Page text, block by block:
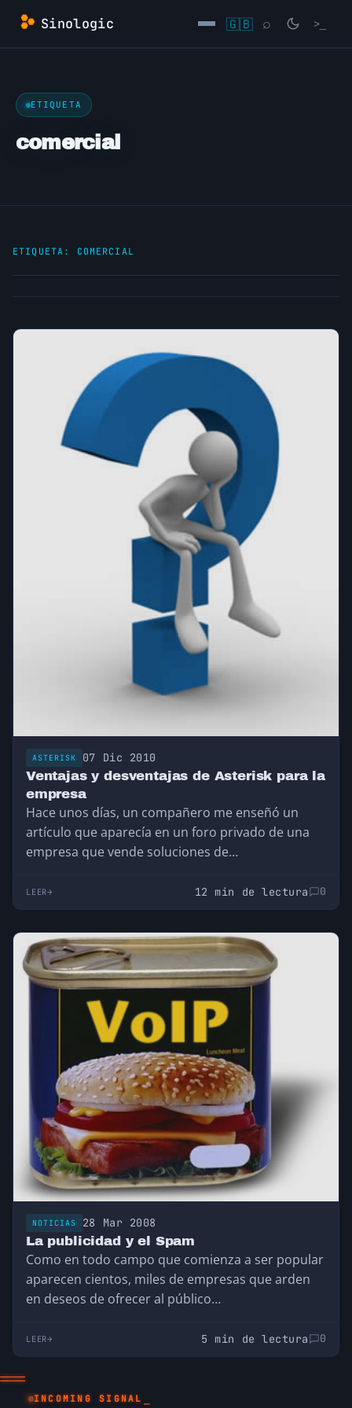
Saltar
contenido
Sinologic 🇬🇧 ⌕ >_
ETIQUETA
comercial
ETIQUETA: COMERCIAL
ASTERISK 07 Dic 2010
Ventajas y desventajas de Asterisk para la
empresa
Hace unos días, un compañero me enseñó un
artículo que aparecía en un foro privado de una
empresa que vende soluciones de…
LEER 12 min de lectura 0
NOTICIAS 28 Mar 2008
La publicidad y el Spam
Como en todo campo que comienza a ser popular
aparecen cientos, miles de empresas que arden
en deseos de ofrecer al público…
LEER 5 min de lectura 0
INCOMING SIGNAL